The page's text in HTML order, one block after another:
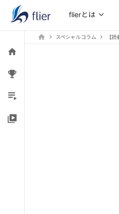
flierとは
スペシャルコラム 【